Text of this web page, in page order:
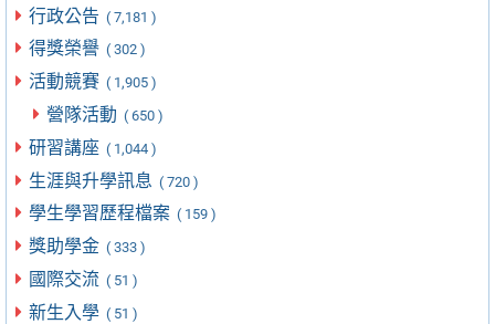
行政公告 ( 7,181 )
得獎榮譽 ( 302 )
活動競賽 ( 1,905 )
營隊活動 ( 650 )
研習講座 ( 1,044 )
生涯與升學訊息 ( 720 )
學生學習歷程檔案 ( 159 )
獎助學金 ( 333 )
國際交流 ( 51 )
新生入學 ( 51 )